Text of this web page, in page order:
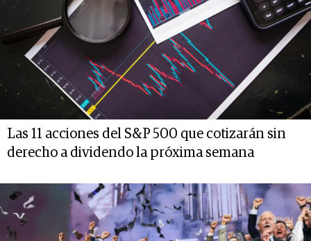
Las 11 acciones del S&P 500 que cotizarán sin
derecho a dividendo la próxima semana